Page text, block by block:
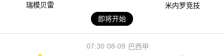
瑞模贝雷
米内罗竞技
即将开始
08-09
07:30 巴西甲